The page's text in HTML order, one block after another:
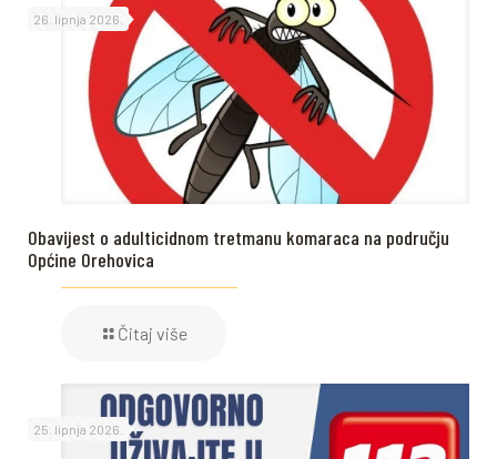
26. lipnja 2026.
Obavijest o adulticidnom tretmanu komaraca na području
Općine Orehovica
Čitaj više
25. lipnja 2026.